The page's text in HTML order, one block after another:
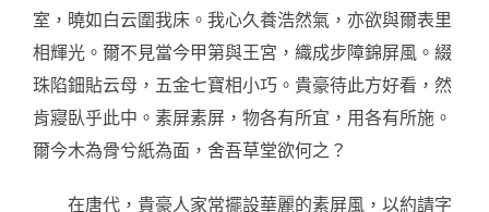
室，曉如白云圍我床。我心久養浩然氣，亦欲與爾表里
相輝光。爾不見當今甲第與王宮，織成步障錦屏風。綴
珠陷鈿貼云母，五金七寶相小巧。貴豪待此方好看，然
肯寢臥乎此中。素屏素屏，物各有所宜，用各有所施。
爾今木為骨兮紙為面，舍吾草堂欲何之？
在唐代，貴豪人家常擺設華麗的素屏風，以約請字